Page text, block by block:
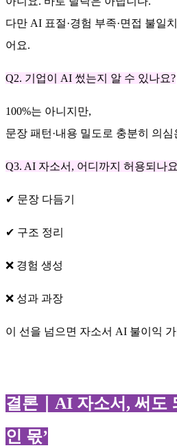
다만 AI 표절·경험 부족·면접 불일
어요.
Q2. 기업이 AI 썼는지 알 수 있나요?
100%는 아니지만,
문장 패턴·내용 밀도로 충분히 의
Q3. AI 자소서, 어디까지 허용되나
✔ 문장 다듬기
✔ 구조 정리
❌ 경험 생성
❌ 성과 과장
이 선을 넘으면 자소서 AI 불이익
결론｜AI 자소서, 써도
인 몫’